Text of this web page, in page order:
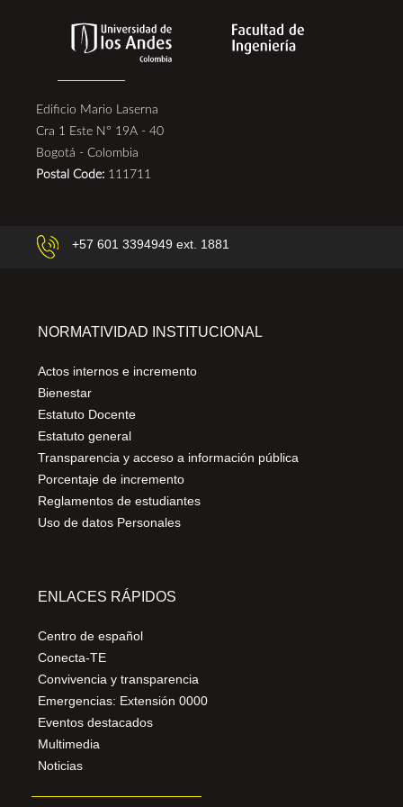
Edificio Mario Laserna
Cra 1 Este N° 19A - 40
Bogotá - Colombia
Postal Code: 111711
+57 601 3394949 ext. 1881
NORMATIVIDAD INSTITUCIONAL
Actos internos e incremento
Bienestar
Estatuto Docente
Estatuto general
Transparencia y acceso a información pública
Porcentaje de incremento
Reglamentos de estudiantes
Uso de datos Personales
ENLACES RÁPIDOS
Centro de español
Conecta-TE
Convivencia y transparencia
Emergencias: Extensión 0000
Eventos destacados
Multimedia
Noticias